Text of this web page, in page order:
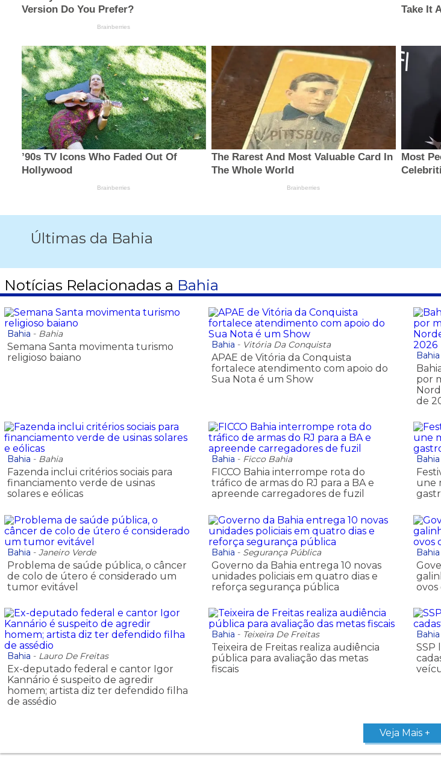
Últimas da Bahia
Notícias Relacionadas a Bahia
Bahia - Bahia
Semana Santa movimenta turismo
religioso baiano
Bahia - Vitória Da Conquista
APAE de Vitória da Conquista
fortalece atendimento com apoio do
Sua Nota é um Show
Bahia
por
de
Bahia - Bahia
Fazenda inclui critérios sociais para
financiamento verde de usinas
solares e eólicas
Bahia - Ficco Bahia
FICCO Bahia interrompe rota do
tráfico de armas do RJ para a BA e
apreende carregadores de fuzil
Bahia
une
Bahia - Janeiro Verde
Problema de saúde pública, o câncer
de colo de útero é considerado um
tumor evitável
Bahia - Segurança Pública
Governo da Bahia entrega 10 novas
unidades policiais em quatro dias e
reforça segurança pública
Bahia
ovos
Bahia - Lauro De Freitas
Ex-deputado federal e cantor Igor
Kannário é suspeito de agredir
homem; artista diz ter defendido filha
de assédio
Bahia - Teixeira De Freitas
Teixeira de Freitas realiza audiência
pública para avaliação das metas
fiscais
Bahia
SSP
Veja Mais +